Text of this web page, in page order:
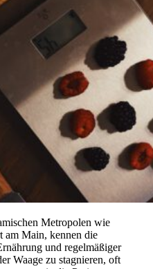
Metropolen wie
am Main, kennen die
und regelmäßiger
Waage zu stagnieren, oft